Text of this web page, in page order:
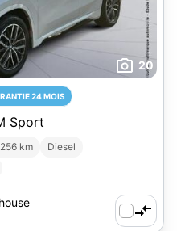
20
24 MOIS
Sport
km
Diesel